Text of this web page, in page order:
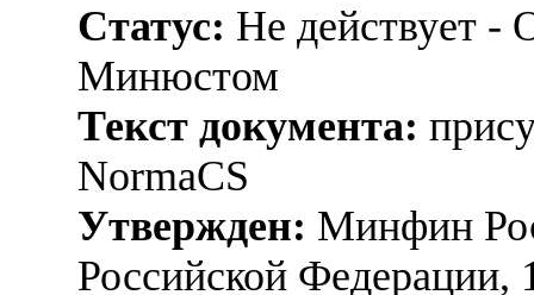
Статус: Не действует -
Минюстом
Текст документа:
NormaCS
Утвержден: Минфин
Российской Федерации,